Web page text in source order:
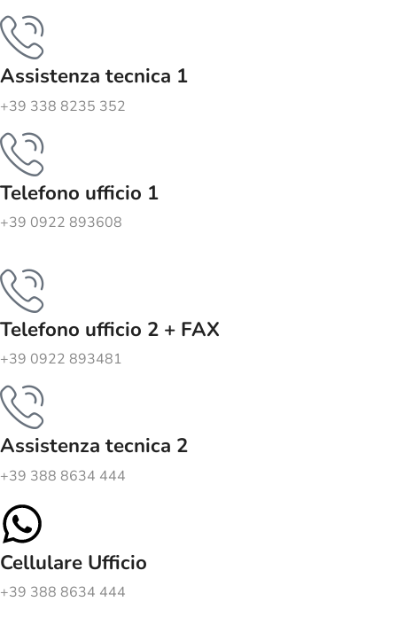
Assistenza tecnica 1
+39 338 8235 352
Telefono ufficio 1
+39 0922 893608
Telefono ufficio 2 + FAX
+39 0922 893481
Assistenza tecnica 2
+39 388 8634 444
Cellulare Ufficio
+39 388 8634 444